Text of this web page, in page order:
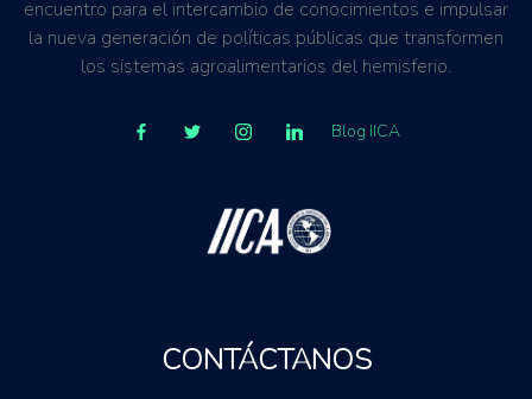
Regulaciones, normativas y marcos jurídicos
encuentro para el intercambio de conocimientos e impulsar
la nueva generación de políticas públicas que transformen
los sistemas agroalimentarios del hemisferio.
Blog IICA
CONTÁCTANOS